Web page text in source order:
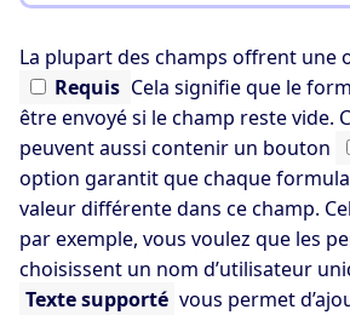
La plupart des champs offrent une
Requis Cela signifie que le
être envoyé si le champ reste vide.
peuvent aussi contenir un bouton
option garantit que chaque
valeur différente dans ce champ.
par exemple, vous voulez que les
choisissent un nom d’utilisateur
Texte supporté vous permet